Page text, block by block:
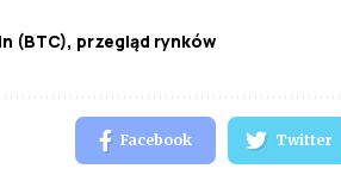
(BTC), przegląd rynków
Facebook Twitter